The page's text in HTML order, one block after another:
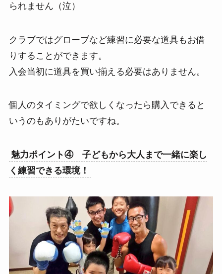
られません（泣）
クラブではグローブなど練習に必要な道具もお借
りすることができます。
入会当初に道具を買い揃える必要はありません。
個人のタイミングで欲しくなったら購入できると
いうのもありがたいですね。
魅力ポイント④ 子どもから大人まで一緒に楽し
く練習できる環境！